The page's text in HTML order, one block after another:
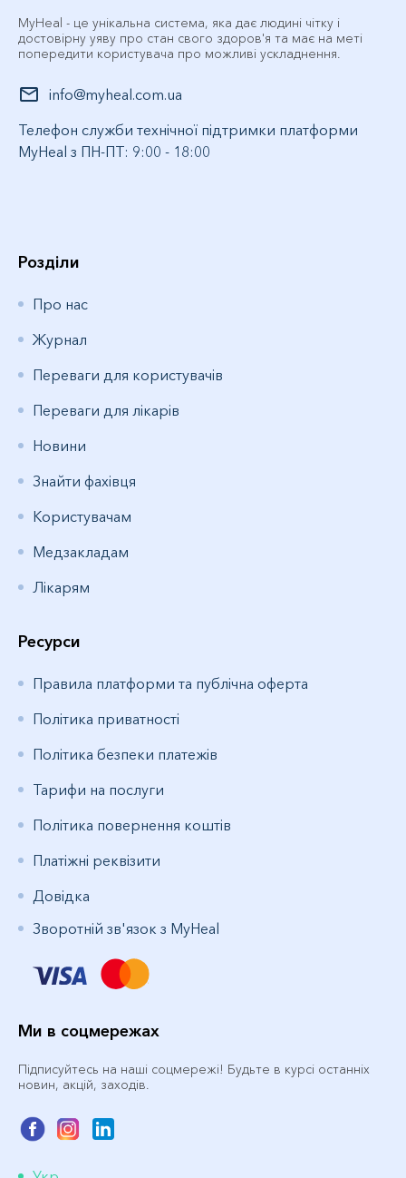
MyHeal - це унікальна система, яка дає людині чітку і
достовірну уяву про стан свого здоров'я та має на меті
попередити користувача про можливі ускладнення.
info@myheal.com.ua
Телефон служби технічної підтримки платформи
MyHeal з ПН-ПТ: 9:00 - 18:00
Розділи
Про нас
Журнал
Переваги для користувачів
Переваги для лікарів
Новини
Знайти фахівця
Користувачам
Медзакладам
Лікарям
Ресурси
Правила платформи та публічна оферта
Політика приватності
Політика безпеки платежів
Тарифи на послуги
Політика повернення коштів
Платіжні реквізити
Довідка
Зворотній зв'язок з MyHeal
Ми в соцмережах
Підписуйтесь на наші соцмережі! Будьте в курсі останніх
новин, акцій, заходів.